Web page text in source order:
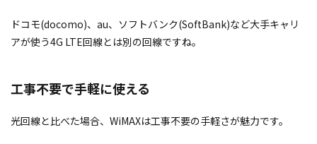
ドコモ(docomo)、au、ソフトバンク(SoftBank)など大手キャリ
アが使う4G LTE回線とは別の回線ですね。
工事不要で手軽に使える
光回線と比べた場合、WiMAXは工事不要の手軽さが魅力です。